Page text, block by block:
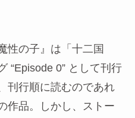
性の子』は「十二国
“Episode 0” として刊行
刊行順に読むのであれ
作品。しかし、ストー